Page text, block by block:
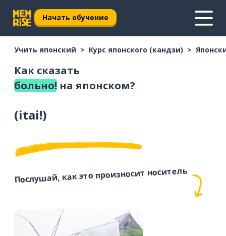
Начать обучение
Учить японский Курс японского (кандзи)
Как сказать
больно! на японском?
(itai!)
Послушай, как это произносит носитель